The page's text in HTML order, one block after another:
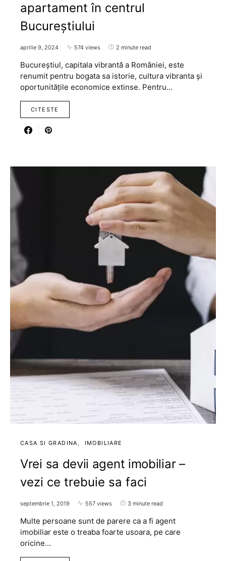
apartament în centrul
Bucureștiului
aprilie 9, 2024 574 views 2 minute read
Bucureștiul, capitala vibrantă a României, este
renumit pentru bogata sa istorie, cultura vibranta și
oportunitățile economice extinse. Pentru…
CITESTE
CASA SI GRADINA IMOBILIARE
Vrei sa devii agent imobiliar –
vezi ce trebuie sa faci
septembrie 1, 2019 557 views 3 minute read
Multe persoane sunt de parere ca a fi agent
imobiliar este o treaba foarte usoara, pe care
oricine…